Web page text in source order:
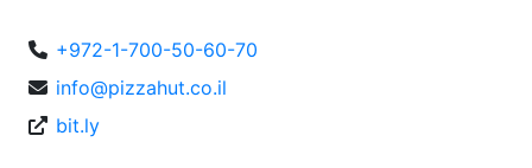
+972-1-700-50-60-70
info@pizzahut.co.il
bit.ly